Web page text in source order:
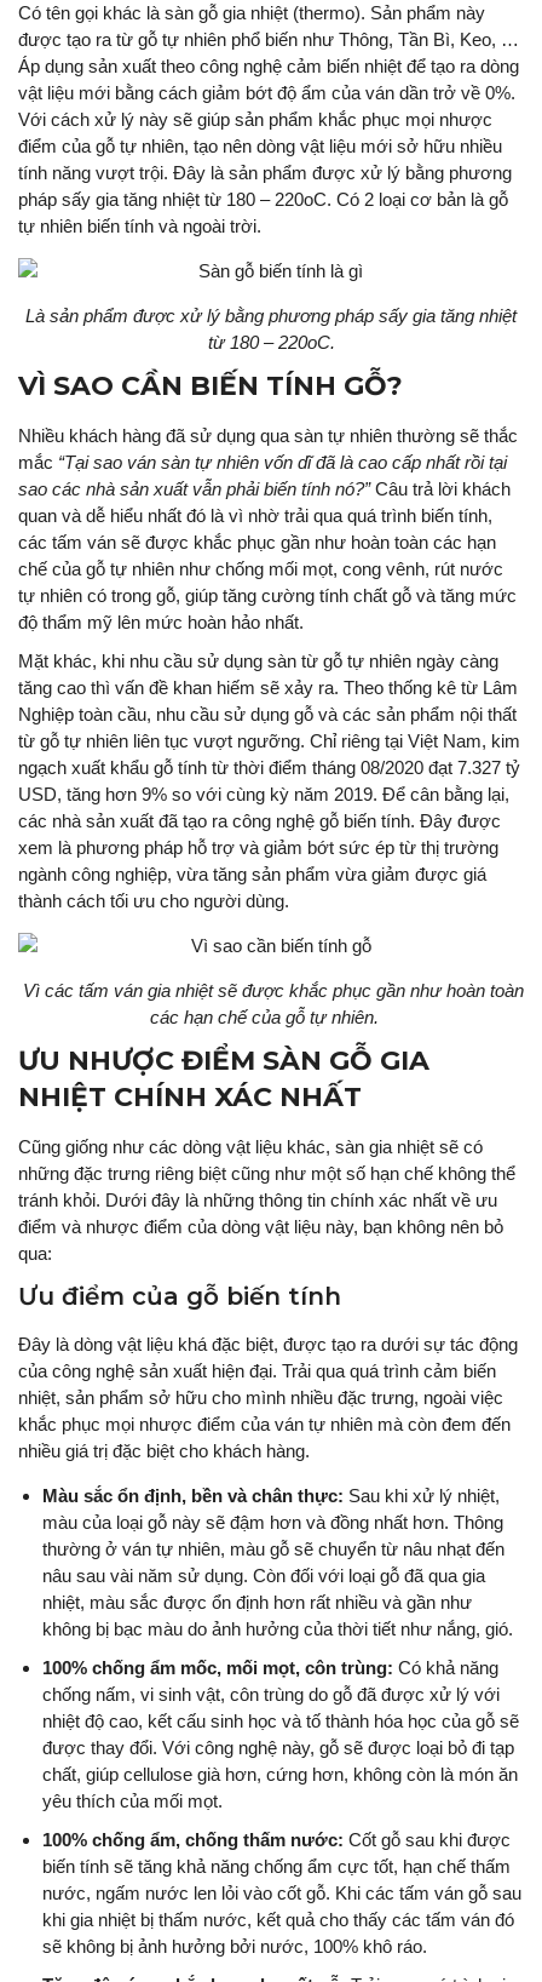
Có tên gọi khác là sàn gỗ gia nhiệt (thermo). Sản phẩm này
được tạo ra từ gỗ tự nhiên phổ biến như Thông, Tần Bì, Keo, …
Áp dụng sản xuất theo công nghệ cảm biến nhiệt để tạo ra dòng
vật liệu mới bằng cách giảm bớt độ ẩm của ván dần trở về 0%.
Với cách xử lý này sẽ giúp sản phẩm khắc phục mọi nhược
điểm của gỗ tự nhiên, tạo nên dòng vật liệu mới sở hữu nhiều
tính năng vượt trội. Đây là sản phẩm được xử lý bằng phương
pháp sấy gia tăng nhiệt từ 180 – 220oC. Có 2 loại cơ bản là gỗ
tự nhiên biến tính và ngoài trời.
Là sản phẩm được xử lý bằng phương pháp sấy gia tăng nhiệt
từ 180 – 220oC.
VÌ SAO CẦN BIẾN TÍNH GỖ?
Nhiều khách hàng đã sử dụng qua sàn tự nhiên thường sẽ thắc
mắc “Tại sao ván sàn tự nhiên vốn dĩ đã là cao cấp nhất rồi tại
sao các nhà sản xuất vẫn phải biến tính nó?”Câu trả lời khách
quan và dễ hiểu nhất đó là vì nhờ trải qua quá trình biến tính,
các tấm ván sẽ được khắc phục gần như hoàn toàn các hạn
chế của gỗ tự nhiên như chống mối mọt, cong vênh, rút nước
tự nhiên có trong gỗ, giúp tăng cường tính chất gỗ và tăng mức
độ thẩm mỹ lên mức hoàn hảo nhất.
Mặt khác, khi nhu cầu sử dụng sàn từ gỗ tự nhiên ngày càng
tăng cao thì vấn đề khan hiếm sẽ xảy ra. Theo thống kê từ Lâm
Nghiệp toàn cầu, nhu cầu sử dụng gỗ và các sản phẩm nội thất
từ gỗ tự nhiên liên tục vượt ngưỡng. Chỉ riêng tại Việt Nam, kim
ngạch xuất khẩu gỗ tính từ thời điểm tháng 08/2020 đạt 7.327 tỷ
USD, tăng hơn 9% so với cùng kỳ năm 2019. Để cân bằng lại,
các nhà sản xuất đã tạo ra công nghệ gỗ biến tính. Đây được
xem là phương pháp hỗ trợ và giảm bớt sức ép từ thị trường
ngành công nghiệp, vừa tăng sản phẩm vừa giảm được giá
thành cách tối ưu cho người dùng.
Vì các tấm ván gia nhiệt sẽ được khắc phục gần như hoàn toàn
các hạn chế của gỗ tự nhiên.
ƯU NHƯỢC ĐIỂM SÀN GỖ GIA
NHIỆT CHÍNH XÁC NHẤT
Cũng giống như các dòng vật liệu khác, sàn gia nhiệt sẽ có
những đặc trưng riêng biệt cũng như một số hạn chế không thể
tránh khỏi. Dưới đây là những thông tin chính xác nhất về ưu
điểm và nhược điểm của dòng vật liệu này, bạn không nên bỏ
qua:
Ưu điểm của gỗ biến tính
Đây là dòng vật liệu khá đặc biệt, được tạo ra dưới sự tác động
của công nghệ sản xuất hiện đại. Trải qua quá trình cảm biến
nhiệt, sản phẩm sở hữu cho mình nhiều đặc trưng, ngoài việc
khắc phục mọi nhược điểm của ván tự nhiên mà còn đem đến
nhiều giá trị đặc biệt cho khách hàng.
Màu sắc ổn định, bền và chân thực: Sau khi xử lý nhiệt,
màu của loại gỗ này sẽ đậm hơn và đồng nhất hơn. Thông
thường ở ván tự nhiên, màu gỗ sẽ chuyển từ nâu nhạt đến
nâu sau vài năm sử dụng. Còn đối với loại gỗ đã qua gia
nhiệt, màu sắc được ổn định hơn rất nhiều và gần như
không bị bạc màu do ảnh hưởng của thời tiết như nắng, gió.
100% chống ẩm mốc, mối mọt, côn trùng: Có khả năng
chống nấm, vi sinh vật, côn trùng do gỗ đã được xử lý với
nhiệt độ cao, kết cấu sinh học và tố thành hóa học của gỗ sẽ
được thay đổi. Với công nghệ này, gỗ sẽ được loại bỏ đi tạp
chất, giúp cellulose già hơn, cứng hơn, không còn là món ăn
yêu thích của mối mọt.
100% chống ẩm, chống thấm nước: Cốt gỗ sau khi được
biến tính sẽ tăng khả năng chống ẩm cực tốt, hạn chế thấm
nước, ngấm nước len lỏi vào cốt gỗ. Khi các tấm ván gỗ sau
khi gia nhiệt bị thấm nước, kết quả cho thấy các tấm ván đó
sẽ không bị ảnh hưởng bởi nước, 100% khô ráo.